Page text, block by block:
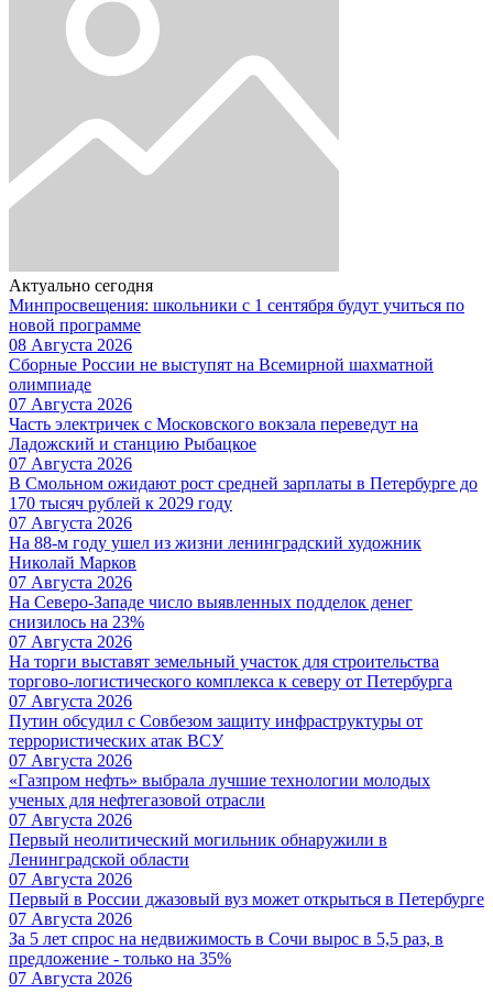
Актуально сегодня
Минпросвещения: школьники с 1 сентября будут учиться по
новой программе
08 Августа 2026
Сборные России не выступят на Всемирной шахматной
олимпиаде
07 Августа 2026
Часть электричек с Московского вокзала переведут на
Ладожский и станцию Рыбацкое
07 Августа 2026
В Смольном ожидают рост средней зарплаты в Петербурге до
170 тысяч рублей к 2029 году
07 Августа 2026
На 88-м году ушел из жизни ленинградский художник
Николай Марков
07 Августа 2026
На Северо-Западе число выявленных подделок денег
снизилось на 23%
07 Августа 2026
На торги выставят земельный участок для строительства
торгово-логистического комплекса к северу от Петербурга
07 Августа 2026
Путин обсудил с Совбезом защиту инфраструктуры от
террористических атак ВСУ
07 Августа 2026
«Газпром нефть» выбрала лучшие технологии молодых
ученых для нефтегазовой отрасли
07 Августа 2026
Первый неолитический могильник обнаружили в
Ленинградской области
07 Августа 2026
Первый в России джазовый вуз может открыться в Петербурге
07 Августа 2026
За 5 лет спрос на недвижимость в Сочи вырос в 5,5 раз, в
предложение - только на 35%
07 Августа 2026